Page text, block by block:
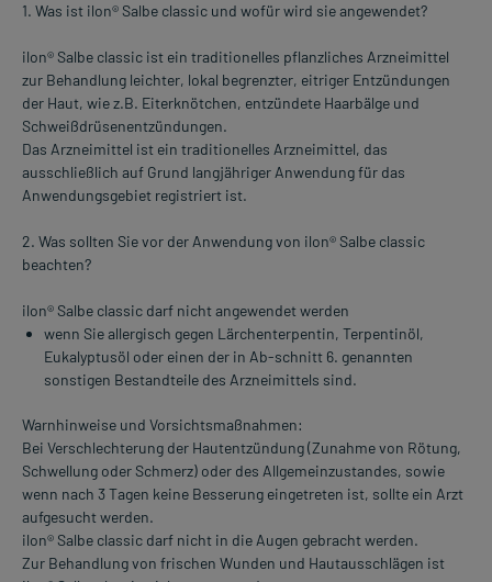
1. Was ist ilon® Salbe classic und wofür wird sie angewendet?
ilon® Salbe classic ist ein traditionelles pflanzliches Arzneimittel
zur Behandlung leichter, lokal begrenzter, eitriger Entzündungen
der Haut, wie z.B. Eiterknötchen, entzündete Haarbälge und
Schweißdrüsenentzündungen.
Das Arzneimittel ist ein traditionelles Arzneimittel, das
ausschließlich auf Grund langjähriger Anwendung für das
Anwendungsgebiet registriert ist.
2. Was sollten Sie vor der Anwendung von ilon® Salbe classic
beachten?
ilon® Salbe classic darf nicht angewendet werden
wenn Sie allergisch gegen Lärchenterpentin, Terpentinöl,
Eukalyptusöl oder einen der in Ab-schnitt 6. genannten
sonstigen Bestandteile des Arzneimittels sind.
Warnhinweise und Vorsichtsmaßnahmen:
Bei Verschlechterung der Hautentzündung (Zunahme von Rötung,
Schwellung oder Schmerz) oder des Allgemeinzustandes, sowie
wenn nach 3 Tagen keine Besserung eingetreten ist, sollte ein Arzt
aufgesucht werden.
ilon® Salbe classic darf nicht in die Augen gebracht werden.
Zur Behandlung von frischen Wunden und Hautausschlägen ist